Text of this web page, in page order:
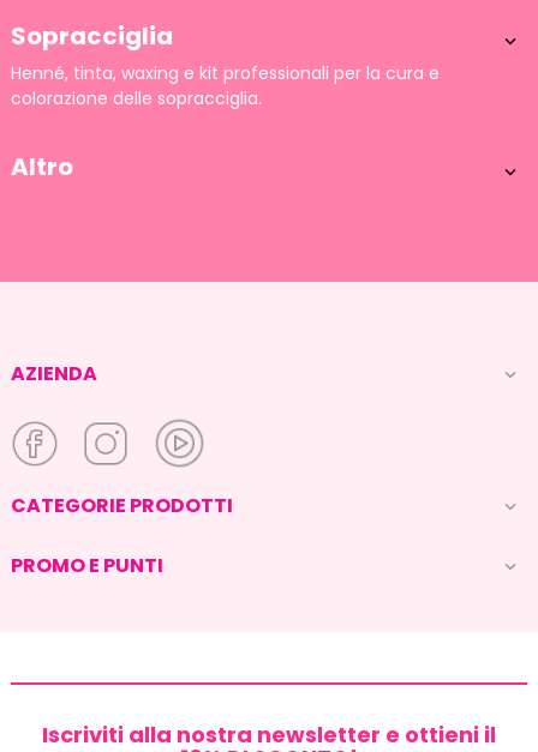
Sopracciglia 
Henné, tinta, waxing e kit professionali per la cura e
colorazione delle sopracciglia.
Altro 
AZIENDA 
CATEGORIE PRODOTTI 
PROMO E PUNTI 
Iscriviti alla nostra newsletter e ottieni il